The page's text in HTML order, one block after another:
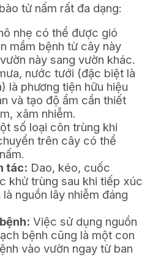
tử nấm rất đa dạng:
nhẹ có thể được gió
mầm bệnh từ cây này
này sang vườn khác.
nước tưới (đặc biệt là
là phương tiện hữu hiệu
và tạo độ ẩm cần thiết
xâm nhiễm.
số loại côn trùng khi
trên cây có thể
tác: Dao, kéo, cuốc
khử trùng sau khi tiếp xúc
nguồn lây nhiễm đáng
Việc sử dụng nguồn
bệnh cũng là một con
vào vườn ngay từ ban